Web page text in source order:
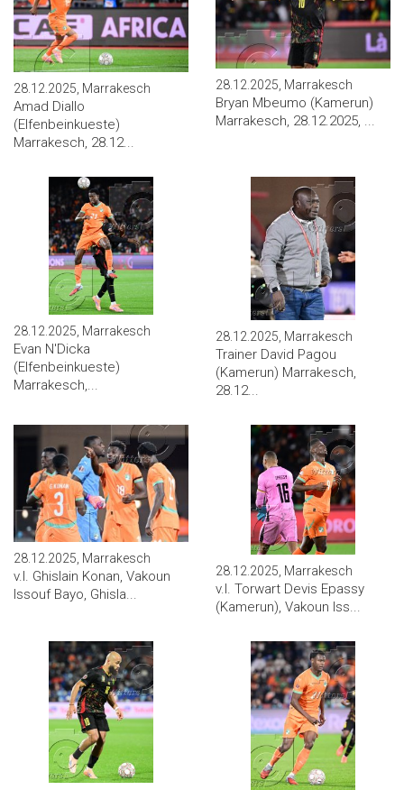
28.12.2025, Marrakesch
Amad Diallo
(Elfenbeinkueste)
Marrakesch, 28.12...
28.12.2025, Marrakesch
Bryan Mbeumo (Kamerun)
Marrakesch, 28.12.2025, ...
28.12.2025, Marrakesch
Evan N'Dicka
(Elfenbeinkueste)
Marrakesch,...
28.12.2025, Marrakesch
Trainer David Pagou
(Kamerun) Marrakesch,
28.12...
28.12.2025, Marrakesch
v.l. Ghislain Konan, Vakoun
Issouf Bayo, Ghisla...
28.12.2025, Marrakesch
v.l. Torwart Devis Epassy
(Kamerun), Vakoun Iss...